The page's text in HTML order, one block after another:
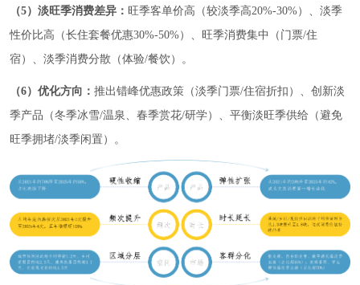
（5）淡旺季消费差异： 旺季客单价高（较淡季高20%-30%）、淡季
性价比高（长住套餐优惠30%-50%）、旺季消费集中（门票/住
宿）、淡季消费分散（体验/餐饮）。
（6）优化方向： 推出错峰优惠政策（淡季门票/住宿折扣）、创新淡
季产品（冬季冰雪/温泉、春季赏花/研学）、平衡淡旺季供给（避免
旺季拥堵/淡季闲置）。